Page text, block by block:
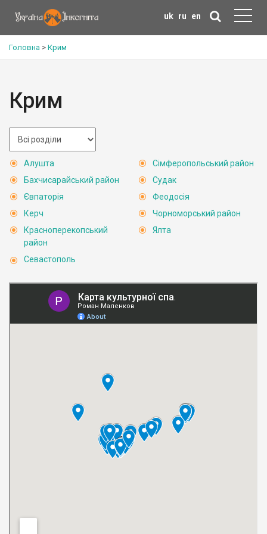
uk ru en
Головна > Крим
Крим
Алушта
Бахчисарайський район
Євпаторія
Керч
Красноперекопський
район
Севастополь
Сімферопольський район
Судак
Феодосія
Чорноморський район
Ялта